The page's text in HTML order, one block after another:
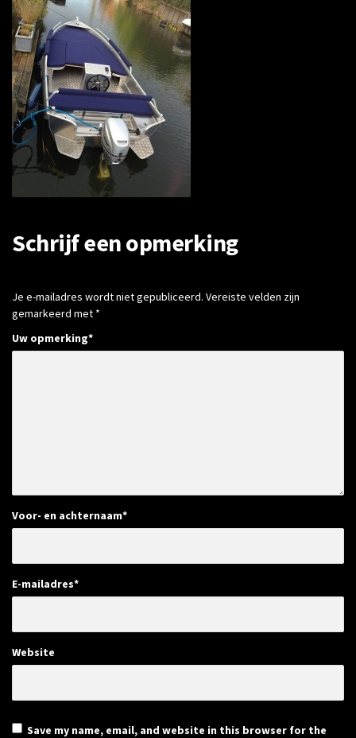
Schrijf een opmerking
Je e-mailadres wordt niet gepubliceerd. Vereiste velden zijn
gemarkeerd met *
Uw opmerking*
Voor- en achternaam*
E-mailadres*
Website
Save my name, email, and website in this browser for the